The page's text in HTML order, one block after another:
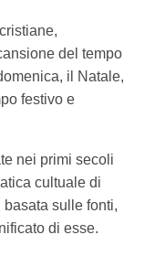
del tempo
il Natale,
festivo e
nei primi secoli
cultuale di
basata sulle fonti,
di esse.